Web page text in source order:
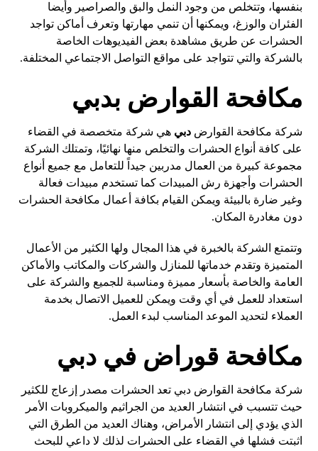
بنفسها، وتتخلص من وجود النمل والبق والصراصير وأيضا
الفئران والوزغ، ويمكنها أن تنمي مهارتها وتعرف أماكن تواجد
الحشرات عن طريق مشاهدة بعض الفيديوهات الخاصة
بالشركة والتي تتواجد على مواقع التواصل الاجتماعي المختلفة.
مكافحة القوارض بدبي
شركة مكافحة القوارضدبيهي شركة متخصصة في القضاء
على كافة أنواع الحشرات والتخلص منها نهائيًا، وتمتلك الشركة
مجموعة كبيرة من العمال مدربين جيداً للتعامل مع جميع أنواع
الحشرات وأجهزة رش المبيدات كما تستخدم مبيدات فعالة
وغير ضارة بالبيئة ويمكن القيام بكافة أعمال مكافحة الحشرات
دون مغادرة المكان.
وتتمتع الشركة بالخبرة في هذا المجال ولها الكثير من الأعمال
المتميزة وتقدم خدماتها للمنازل والشركات والمكاتب والأماكن
العامة والخاصة بأسعار مميزة ومناسبة للجميع والشركة على
استعداد للعمل في أي وقت ويمكن للعميل الاتصال بخدمة
العملاء لتحديد الموعد المناسب لبدء العمل.
مكافحة قوراض في دبي
شركة مكافحة القوارض دبي تعد الحشرات مصدر إزعاج للكثير
حيث تتسبب في انتشار العديد من الجراثيم والميكروبات الأمر
الذي يؤدي إلى انتشار الأمراض، وهناك العديد من الطرق التي
اثبتت فشلها في القضاء على الحشرات لذلك لا داعي للبحث